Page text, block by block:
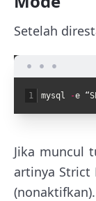
Setelah
1 mysql -e “
Jika muncul
artinya Strict